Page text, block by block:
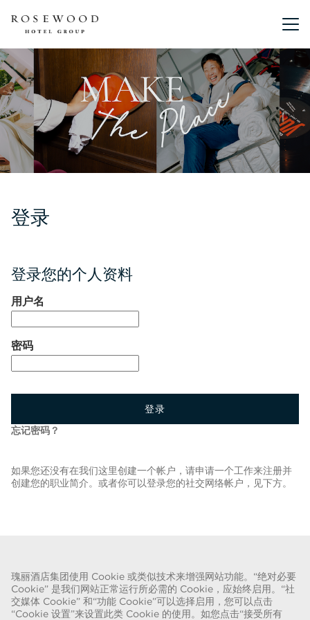
瑰丽酒店集团使用 Cookie 或类似技术来增强网站功能。“绝对必要
Cookie” 是我们网站正常运行所必需的 Cookie，应始终启用。“社
交媒体 Cookie” 和“功能 Cookie”可以选择启用，您可以点击
“Cookie 设置”来设置此类 Cookie 的使用。如您点击“接受所有
主菜单
登录
登录您的个人资料
用户名
密码
登录
忘记密码？
如果您还没有在我们这里创建一个帐户，请申请一个工作来注册并
创建您的职业简介。或者你可以登录您的社交网络帐户，见下方。
关于欺诈的警告